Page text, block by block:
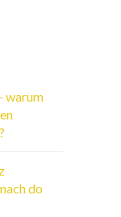
warum
do